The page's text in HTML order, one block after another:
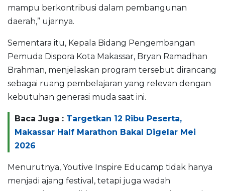
mampu berkontribusi dalam pembangunan
daerah,” ujarnya.
Sementara itu, Kepala Bidang Pengembangan
Pemuda Dispora Kota Makassar, Bryan Ramadhan
Brahman, menjelaskan program tersebut dirancang
sebagai ruang pembelajaran yang relevan dengan
kebutuhan generasi muda saat ini.
Baca Juga : Targetkan 12 Ribu Peserta,
Makassar Half Marathon Bakal Digelar Mei
2026
Menurutnya, Youtive Inspire Educamp tidak hanya
menjadi ajang festival, tetapi juga wadah